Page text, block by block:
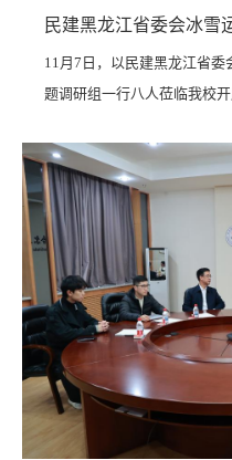
11月7日，以民建黑龙江省
题调研组一行八人莅临我校
待调研组一行。调研组在学
地，实地走访了冰上运动馆
馆、儿童健康管理中心、女
及正在建设的室内滑雪馆等场